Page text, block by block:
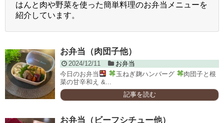
はんと肉や野菜を使った簡単料理のお弁当メニューを
紹介しています。
お弁当（肉団子他）
2024/12/11
お弁当
今日のお弁当
玉ねぎ麹ハンバーグ
肉団子と根
菜の甘辛和え &...
記事を読む
お弁当（ビーフシチュー他）